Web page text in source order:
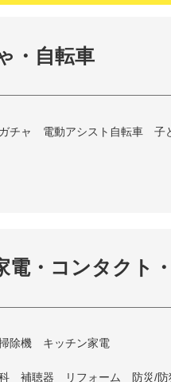
・自転車
ャ 電動アシスト自転車 子
電・コンタクト
除機 キッチン家電
補聴器 リフォーム 防災/